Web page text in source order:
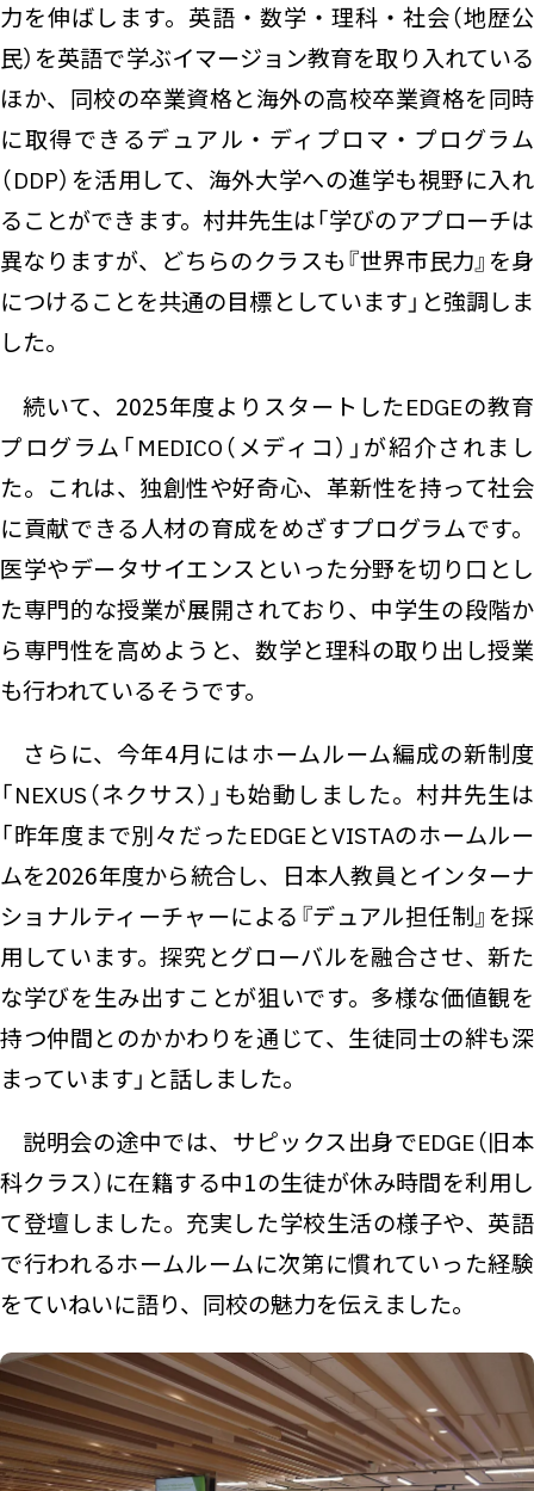
力を伸ばします。英語・数学・理科・社会（地歴公
民）を英語で学ぶイマージョン教育を取り入れている
ほか、同校の卒業資格と海外の高校卒業資格を同時
に取得できるデュアル・ディプロマ・プログラム
（DDP）を活用して、海外大学への進学も視野に入れ
ることができます。村井先生は「学びのアプローチは
異なりますが、どちらのクラスも『世界市民力』を身
につけることを共通の目標としています」と強調しま
した。
続いて、2025年度よりスタートしたEDGEの教育
プログラム「MEDICO（メディコ）」が紹介されまし
た。これは、独創性や好奇心、革新性を持って社会
に貢献できる人材の育成をめざすプログラムです。
医学やデータサイエンスといった分野を切り口とし
た専門的な授業が展開されており、中学生の段階か
ら専門性を高めようと、数学と理科の取り出し授業
も行われているそうです。
さらに、今年4月にはホームルーム編成の新制度
「NEXUS（ネクサス）」も始動しました。村井先生は
「昨年度まで別々だったEDGEとVISTAのホームルー
ムを2026年度から統合し、日本人教員とインターナ
ショナルティーチャーによる『デュアル担任制』を採
用しています。探究とグローバルを融合させ、新た
な学びを生み出すことが狙いです。多様な価値観を
持つ仲間とのかかわりを通じて、生徒同士の絆も深
まっています」と話しました。
説明会の途中では、サピックス出身でEDGE（旧本
科クラス）に在籍する中1の生徒が休み時間を利用し
て登壇しました。充実した学校生活の様子や、英語
で行われるホームルームに次第に慣れていった経験
をていねいに語り、同校の魅力を伝えました。